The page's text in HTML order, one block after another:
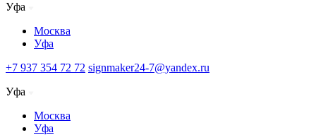
Уфа
Москва
Уфа
+7 937 354 72 72 signmaker24-7@yandex.ru
Уфа
Москва
Уфа